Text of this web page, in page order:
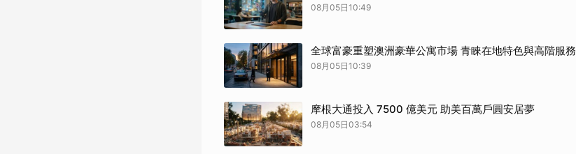
08月05日10:49
全球富豪重塑澳洲豪華公寓市場 青睞在地特色與高階服務
08月05日10:39
摩根大通投入 7500 億美元 助美百萬戶圓安居夢
08月05日03:54